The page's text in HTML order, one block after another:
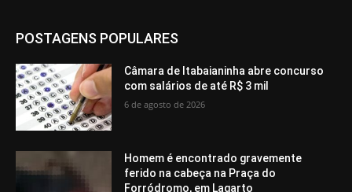
POSTAGENS POPULARES
Câmara de Itabaianinha abre concurso
com salários de até R$ 3 mil
6 de agosto de 2026
Homem é encontrado gravemente
ferido na cabeça na Praça do
Forródromo, em Lagarto